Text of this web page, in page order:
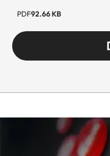
PDF92.66 KB